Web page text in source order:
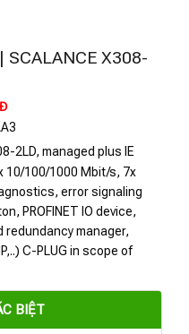
X308-
Giá
tại
là:
63.264.000 VNĐ.
2LD, managed plus IE
10/100/1000 Mbit/s, 7x
error signaling
PROFINET IO device,
manager,
C-PLUG in scope of
BIỆT